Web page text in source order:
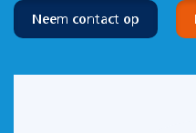
Neem contact op